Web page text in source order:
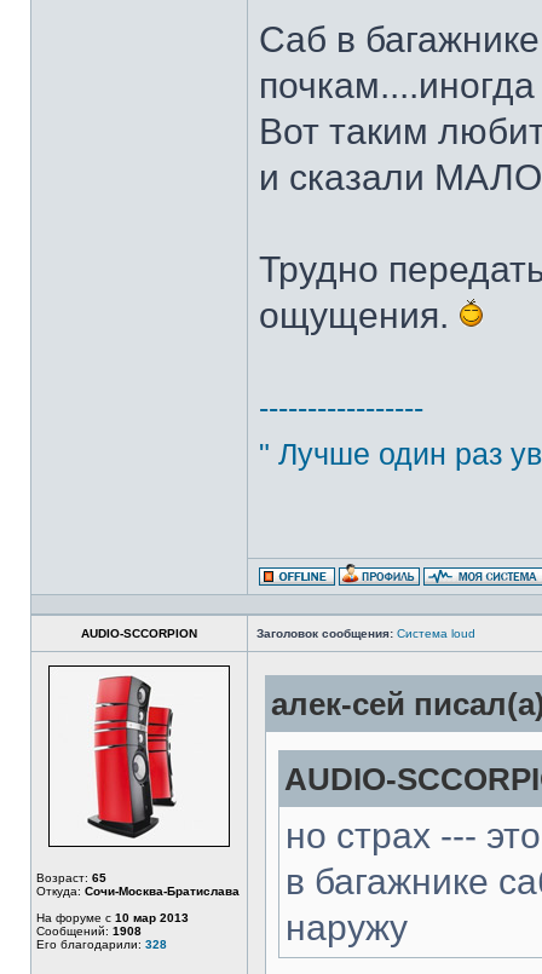
Саб в
Вот таким
и сказали
Трудно
ощущения.
-----------------
" Лучше один раз
AUDIO-SCCORPION Заголовок сообщения: Система loud
Возраст: 65
Откуда: Сочи-Москва-Братислава
На форуме с 10 мар 2013
Сообщений: 1908
Его благодарили: 328
алек-сей
AUDIO-
но страх ---
в багажнике
наружу